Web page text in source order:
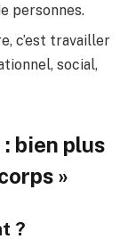
personnes.
c’est travailler
social,
bien plus
»
?